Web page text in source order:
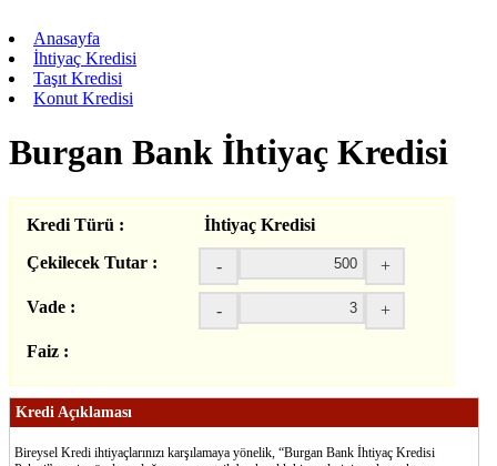
Anasayfa
İhtiyaç Kredisi
Taşıt Kredisi
Konut Kredisi
Burgan Bank İhtiyaç Kredisi
Kredi Türü :
İhtiyaç Kredisi
Çekilecek Tutar :
- +
Vade : - +
Faiz :
Kredi Açıklaması
Bireysel Kredi ihtiyaçlarınızı karşılamaya yönelik, “Burgan Bank İhtiyaç Kredisi